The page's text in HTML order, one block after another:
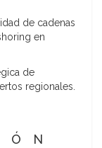
de cadenas
en
de
regionales.